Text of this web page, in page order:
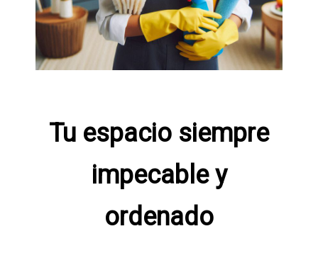
Tu espacio siempre
impecable y
ordenado